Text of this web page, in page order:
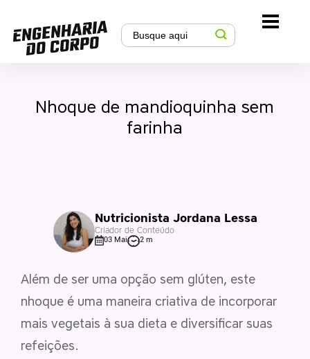
Nhoque de mandioquinha sem
farinha
Nutricionista Jordana Lessa
Criador de Conteúdo
03 Mai 2 m
Além de ser uma opção sem glúten, este
nhoque é uma maneira criativa de incorporar
mais vegetais à sua dieta e diversificar suas
refeições.